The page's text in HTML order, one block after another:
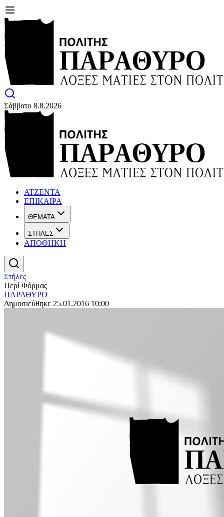
Σάββατο 8.8.2026
ΑΤΖΕΝΤΑ
ΕΠΙΚΑΙΡΑ
ΘΕΜΑΤΑ
ΣΤΗΛΕΣ
ΑΠΟΘΗΚΗ
Στήλες
Περί Φόρμας
ΠΑΡΑΘΥΡΟ
Δημοσιεύθηκε 25.01.2016 10:00